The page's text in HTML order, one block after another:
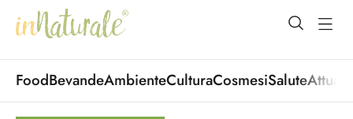
open
FoodBevandeAmbienteCulturaCosmesiSalute